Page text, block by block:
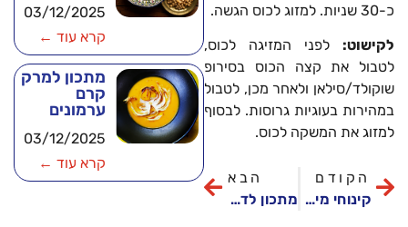
כ-30 שניות. למזוג לכוס הגשה.
לקישוט: לפני המזיגה לכוס,
לטבול את קצה הכוס בסירופ
שוקולד/סילאן ולאחר מכן, לטבול
במהירות בעוגיות גרוסות. לבסוף
למזוג את המשקה לכוס.
הקודם
קינוחי מילקי ביתיים
הבא
מתכון לדלעת ערמונים צלויה במילוי פסטה עם פטריות וערמונים ברוטב שמנת
03/12/2025
קרא עוד ←
מתכון למרק
קרם
ערמונים
03/12/2025
קרא עוד ←